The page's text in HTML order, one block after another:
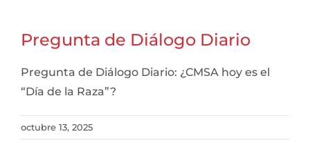
Pregunta de Diálogo Diario
Pregunta de Diálogo Diario: ¿CMSA hoy es el
“Día de la Raza”?
octubre 13, 2025